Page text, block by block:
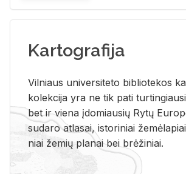
Kartografija
Vil­niaus uni­ver­si­te­to bi­b­lio­te­kos
ko­lek­ci­ja yra ne tik pati
bet ir vie­na įdo­miau­sių Rytų
su­da­ro at­la­sai, is­to­ri­niai
niai že­mių pla­nai bei brė­ži­niai.